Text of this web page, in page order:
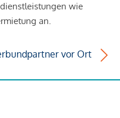
wie
an.
vor Ort